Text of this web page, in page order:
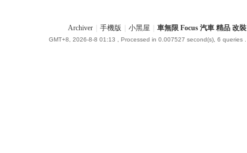
Archiver 手機版 小黑屋 車無限 Focus 汽車 精品 改裝
GMT+8, 2026-8-8 01:13 , Processed in 0.007527 second(s), 6 queries .